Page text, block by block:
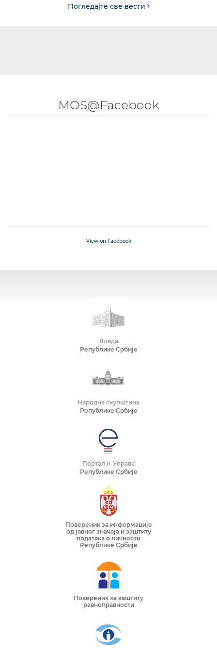
Погледајте све вести
MOS@Facebook
View on Facebook
Влада
Републике Србије
Народна скупштина
Републике Србије
Портал е-Управа
Републике Србије
Повереник за информације
од јавног значаја и заштиту
података о личности
Републике Србије
Повереник за заштиту
равноправности